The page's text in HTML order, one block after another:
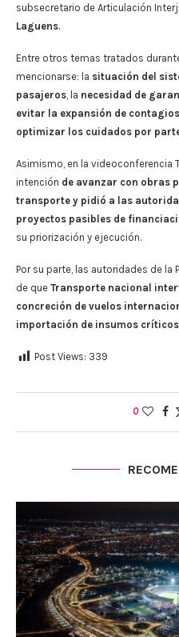
subsecretario de Articulación
Laguens.
Entre otros temas tratados
mencionarse: la situación del
pasajeros, la necesidad de
evitar la expansión de contagios
optimizar los cuidados por
Asimismo, en la videoconferencia
intención de avanzar con obras
transporte y pidió a las
proyectos pasibles de
su priorización y ejecución.
Por su parte, las autoridades de la
de que Transporte nacional
concreción de vuelos
importación de insumos críticos
Post Views: 339
0